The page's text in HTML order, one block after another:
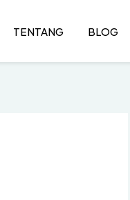
TENTANG BLOG